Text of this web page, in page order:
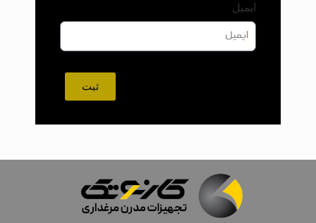
ایمیل
ثبت